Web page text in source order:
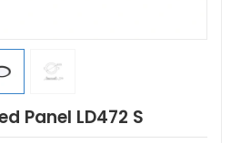
Panel LD472 S